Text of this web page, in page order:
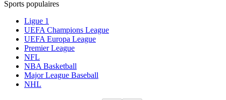
Sports populaires
Ligue 1
UEFA Champions League
UEFA Europa League
Premier League
NFL
NBA Basketball
Major League Baseball
NHL